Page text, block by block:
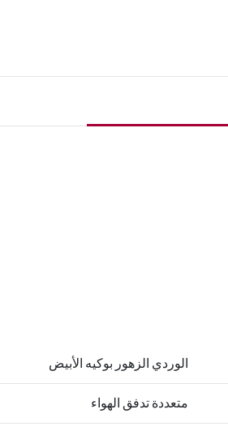
الوردي الزهور بوكيه الأبيض
متعددة تدفق الهواء